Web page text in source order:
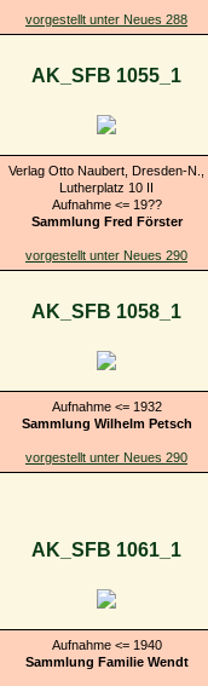
vorgestellt unter Neues 288
AK_SFB 1055_1
Verlag Otto Naubert, Dresden-N.,
Lutherplatz 10 II
Aufnahme <= 19??
Sammlung Fred Förster
vorgestellt unter Neues 290
AK_SFB 1058_1
Aufnahme <= 1932
Sammlung Wilhelm Petsch
vorgestellt unter Neues 290
AK_SFB 1061_1
Aufnahme <= 1940
Sammlung Familie Wendt